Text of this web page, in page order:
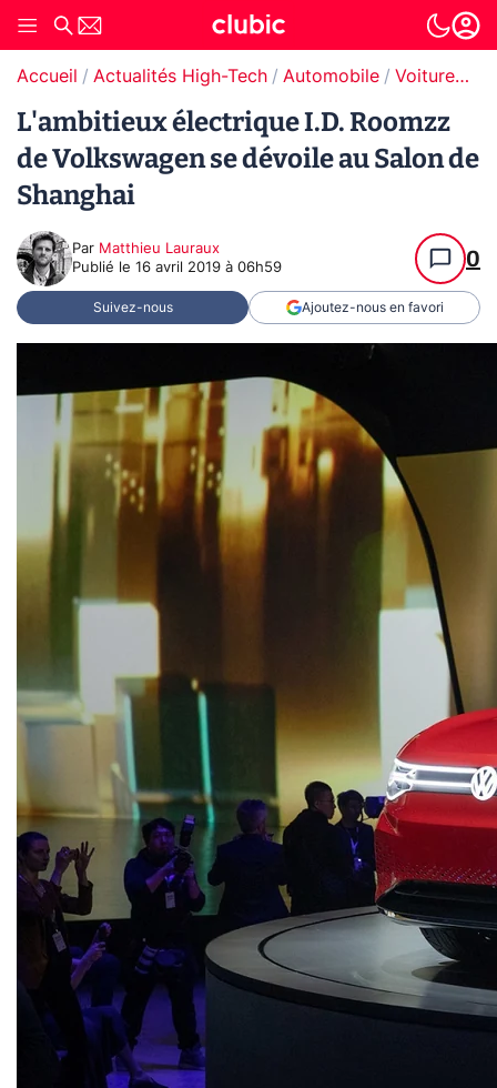
Accueil Actualités High-Tech Automobile Voitures électriques
L'ambitieux électrique I.D. Roomzz
de Volkswagen se dévoile au Salon de
Shanghai
Par Matthieu Lauraux
Publié le 16 avril 2019 à 06h59 0
Suivez-nous Ajoutez-nous en favori